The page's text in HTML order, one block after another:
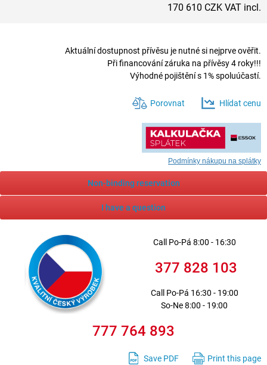
170 610 CZK VAT incl.
Aktuální dostupnost přívěsu je nutné si nejprve ověřit.
Při financování záruka na přívěsy 4 roky!!!
Výhodné pojištění s 1% spoluúčastí.
Porovnat Hlídat cenu
Podmínky nákupu na splátky
Non-binding reservation
I have a question
CallPo-Pá 8:00 - 16:30
377 828 103
CallPo-Pá 16:30 - 19:00
So-Ne 8:00 - 19:00
777 764 893
Save PDF Print this page